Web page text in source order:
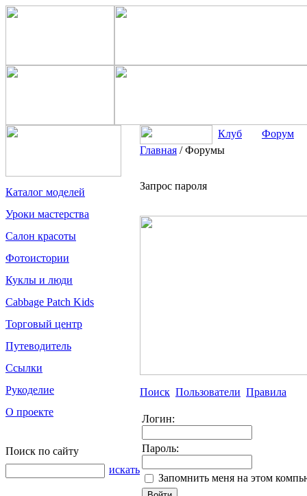
Каталог моделей
Уроки мастерства
Салон красоты
Фотоистории
Куклы и люди
Cabbage Patch Kids
Торговый центр
Путеводитель
Ссылки
Рукоделие
О проекте
Поиск по сайту
искать
Клуб
Форум
Главная /Форумы
Запрос пароля
Поиск Пользователи Правила
Логин:
Пароль:
Запомнить меня на этом